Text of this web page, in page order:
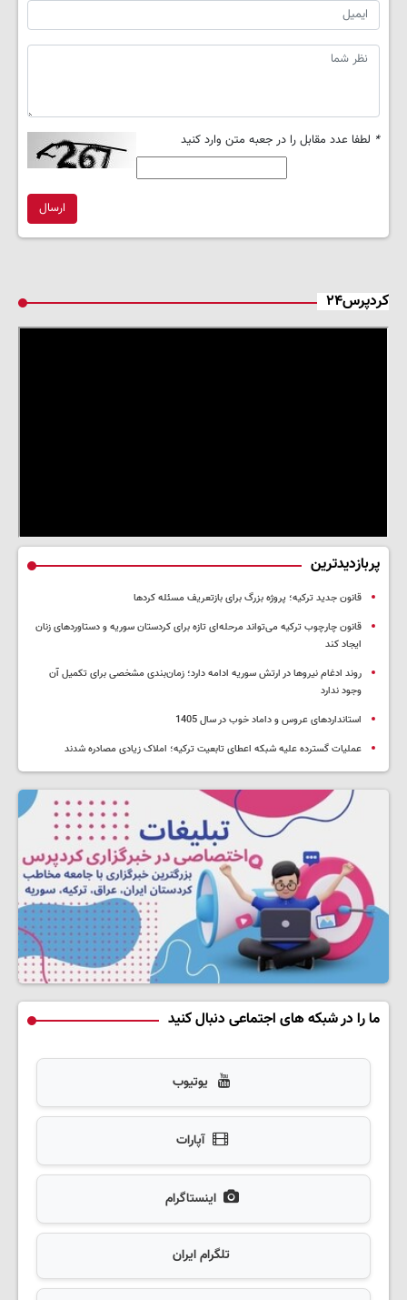
* لطفا عدد مقابل را در جعبه متن وارد کنید
ارسال
کردپرس۲۴
پربازدیدترین
قانون جدید ترکیه؛ پروژه بزرگ‌ برای بازتعریف مسئله کردها
قانون چارچوب ترکیه می‌تواند مرحله‌ای تازه برای کردستان سوریه و دستاوردهای زنان
ایجاد کند
روند ادغام نیروها در ارتش سوریه ادامه دارد؛ زمان‌بندی مشخصی برای تکمیل آن
وجود ندارد
استانداردهای عروس و داماد خوب در سال 1405
عملیات گسترده علیه شبکه اعطای تابعیت ترکیه؛ املاک زیادی مصادره شدند
ما را در شبکه های اجتماعی دنبال کنید
یوتیوب
آپارات
اینستاگرام
تلگرام ایران